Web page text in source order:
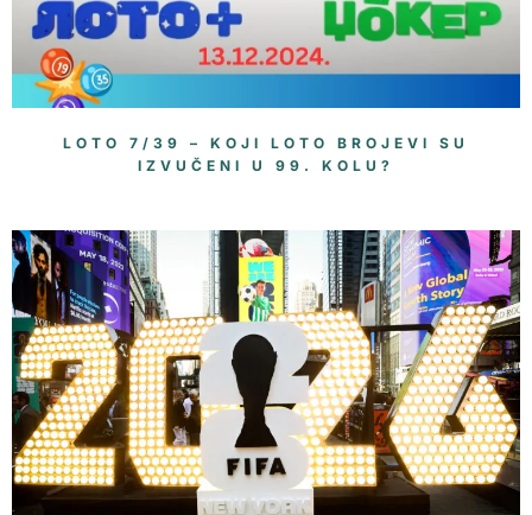
LOTO 7/39 – KOJI LOTO BROJEVI SU
IZVUČENI U 99. KOLU?